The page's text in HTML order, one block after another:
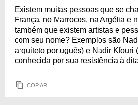
Existem muitas pessoas que se
França, no Marrocos, na Argélia e
também que existem artistas e
com seu nome? Exemplos são
arquiteto português) e Nadir Kfouri
conhecida por sua resistência à
COPIAR